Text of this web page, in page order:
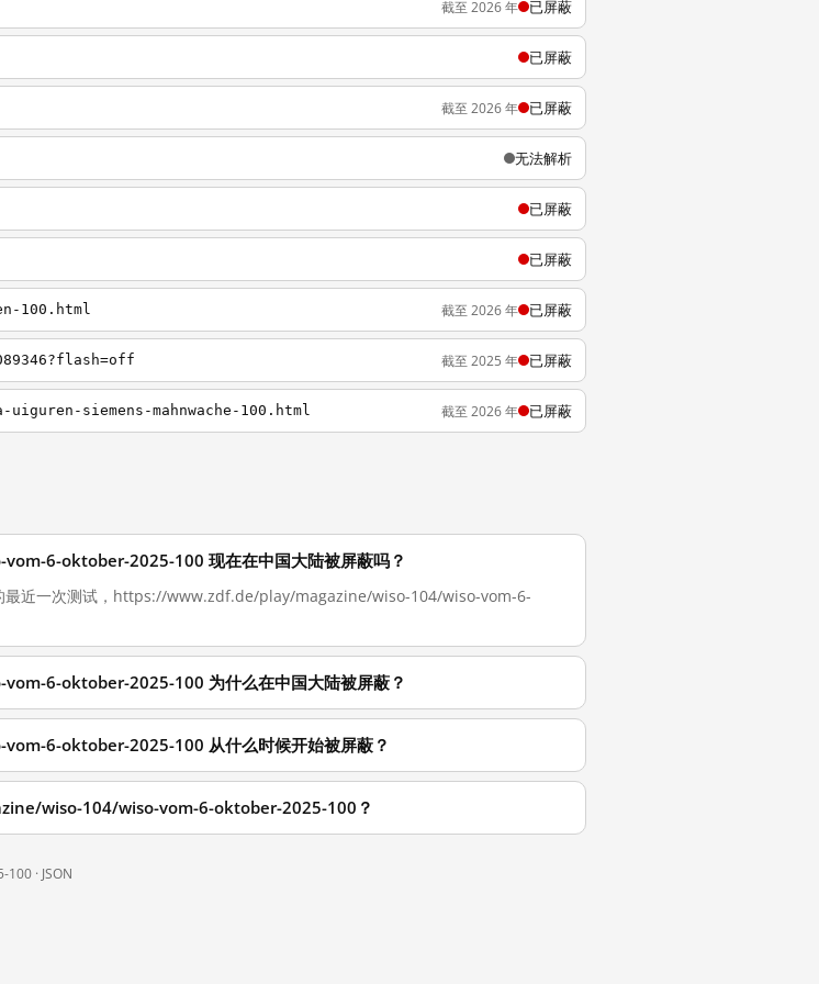
截至 2026 年 已屏蔽
已屏蔽
截至 2026 年 已屏蔽
无法解析
已屏蔽
已屏蔽
100.html 截至 2026 年 已屏蔽
截至 2025 年 已屏蔽
siemens-mahnwache-100.html 截至 2026 年 已屏蔽
6-oktober-2025-100 现在在中国大陆被屏蔽吗？
最近一次测试，https://www.zdf.de/play/magazine/wiso-104/wiso-vom-6-
6-oktober-2025-100 为什么在中国大陆被屏蔽？
6-oktober-2025-100 从什么时候开始被屏蔽？
wiso-104/wiso-vom-6-oktober-2025-100？
· JSON